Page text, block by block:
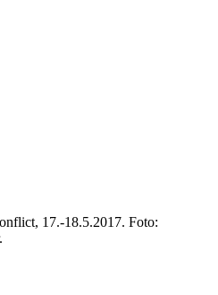
17.-18.5.2017. Foto: